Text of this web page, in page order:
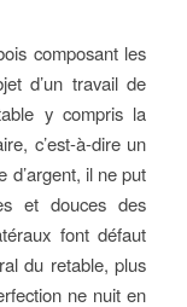
composant les
d’un travail de
y compris la
c’est-à-dire un
d’argent, il ne put
et douces des
font défaut
du retable, plus
ne nuit en